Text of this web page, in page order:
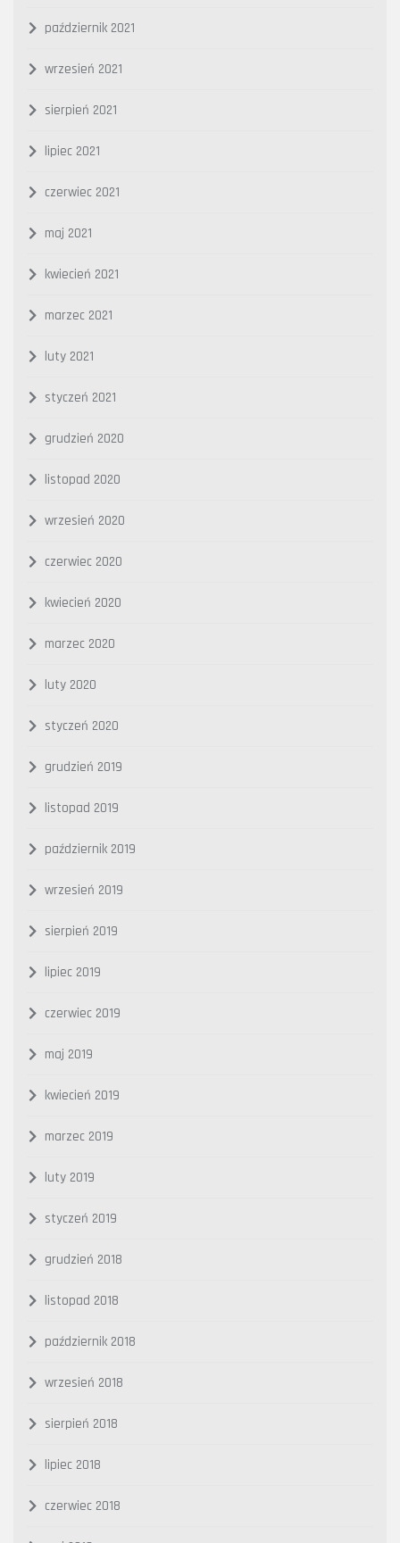
październik 2021
wrzesień 2021
sierpień 2021
lipiec 2021
czerwiec 2021
maj 2021
kwiecień 2021
marzec 2021
luty 2021
styczeń 2021
grudzień 2020
listopad 2020
wrzesień 2020
czerwiec 2020
kwiecień 2020
marzec 2020
luty 2020
styczeń 2020
grudzień 2019
listopad 2019
październik 2019
wrzesień 2019
sierpień 2019
lipiec 2019
czerwiec 2019
maj 2019
kwiecień 2019
marzec 2019
luty 2019
styczeń 2019
grudzień 2018
listopad 2018
październik 2018
wrzesień 2018
sierpień 2018
lipiec 2018
czerwiec 2018